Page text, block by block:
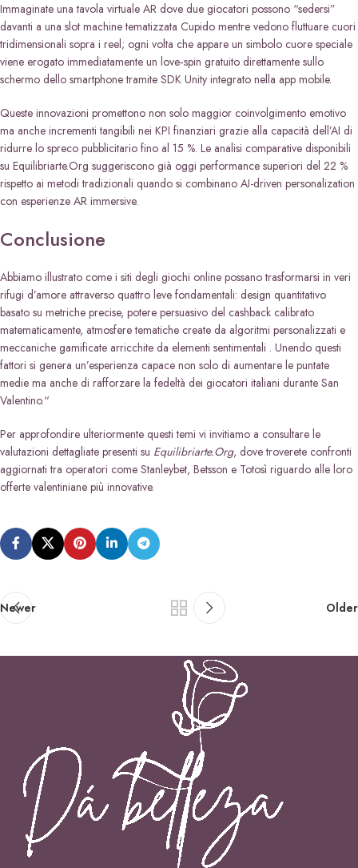
Immaginate una tavola virtuale AR dove due giocatori possono “sedersi”
davanti a una slot machine tematizzata Cupido mentre vedono fluttuare cuori
tridimensionali sopra i reel; ogni volta che appare un simbolo cuore speciale
viene erogato immediatamente un love‑spin gratuito direttamente sullo
schermo dello smartphone tramite SDK Unity integrato nella app mobile.
Queste innovazioni promettono non solo maggior coinvolgimento emotivo
ma anche incrementi tangibili nei KPI finanziari grazie alla capacità dell’AI di
ridurre lo spreco pubblicitario fino al ​15 %. Le analisi comparative disponibili
su Equilibriarte.Org suggeriscono già oggi performance superiori del ​22 %​
rispetto ai metodi tradizionali quando si combinano AI-driven personalization
con esperienze AR immersive.
Conclusione
Abbiamo illustrato come i siti de­gli giochi online possano trasformarsi in veri
rifugi d’amore attraverso quattro leve fondamentali: design quantitativo
basato su metriche precise, potere persuasivo del cashback calibrato
matematicamente, atmosfere tematiche create da algoritmi personalizzati e
meccaniche gamificate arricchite da elementi sentimentali . Unendo questi
fattori si genera un’esperienza capace non solo di aumentare le puntate
medie ma anche di rafforzare la fedeltà dei giocatori italiani durante San
Valentino.“
Per approfondire ulteriormente questi temi vi invitiamo a consultare le
valutazioni dettagliate presenti su Equilibriarte.Org, dove troverete confronti
aggiornati tra operatori come Stanleybet, Betsson e Totosì riguardo alle loro
offerte valentiniane più innovative.
Newer Older